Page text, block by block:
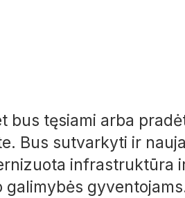
bus tęsiami arba
Bus sutvarkyti ir
infrastruktūra